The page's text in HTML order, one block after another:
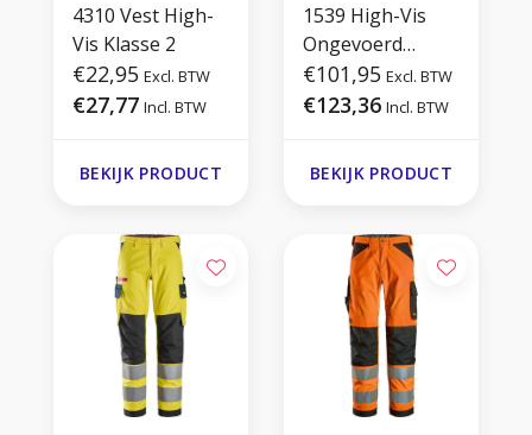
4310 Vest High-
Vis Klasse 2
€22,95 Excl. BTW
€27,77 Incl. BTW
BEKIJK PRODUCT
1539 High-Vis
Ongevoerd
Werkjack Klasse
2
€101,95 Excl. BTW
€123,36 Incl. BTW
BEKIJK PRODUCT